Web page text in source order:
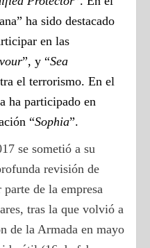
ha sido destacado
en las
”, y “Sea
el terrorismo. En el
ha participado en
“Sophia”.
se sometió a su
revisión de
de la empresa
tras la que volvió a
de la Armada en mayo